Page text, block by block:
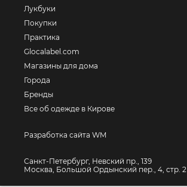
Лукбуки
Покупки
Практика
Glocalabel.com
Магазины для дома
Города
Бренды
Все об одежде в Кирове
Разработка сайта WM
Санкт-Петербург, Невский пр., 139
Москва, Большой Ордынский пер., 4, стр. 2